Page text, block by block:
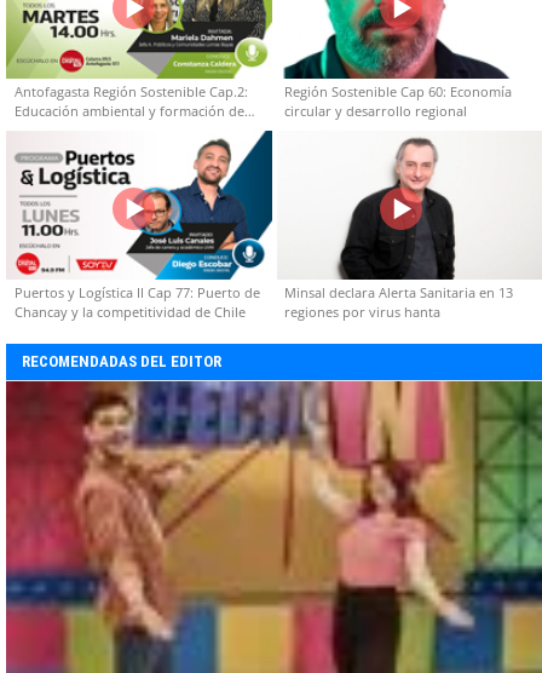
Antofagasta Región Sostenible Cap.2:
Educación ambiental y formación de
capacidades técnicas
Región Sostenible Cap 60: Economía
circular y desarrollo regional
Puertos y Logística II Cap 77: Puerto de
Chancay y la competitividad de Chile
Minsal declara Alerta Sanitaria en 13
regiones por virus hanta
RECOMENDADAS DEL EDITOR